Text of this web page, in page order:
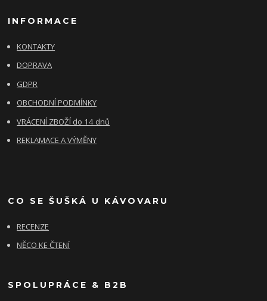
INFORMACE
KONTAKTY
DOPRAVA
GDPR
OBCHODNÍ PODMÍNKY
VRÁCENÍ ZBOŽÍ do 14 dnů
REKLAMACE A VÝMĚNY
CO SE ŠUŠKÁ U KÁVOVARU
RECENZE
NĚCO KE ČTENÍ
SPOLUPRÁCE & B2B